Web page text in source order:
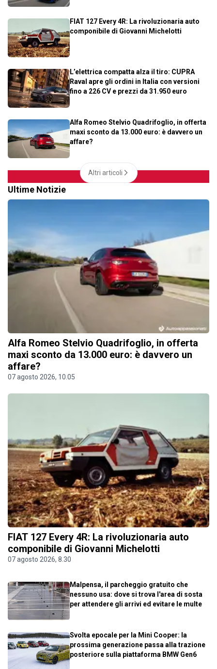
FIAT 127 Every 4R: La rivoluzionaria auto
componibile di Giovanni Michelotti
L’elettrica compatta alza il tiro: CUPRA
Raval apre gli ordini in Italia con versioni
fino a 226 CV e prezzi da 31.950 euro
Alfa Romeo Stelvio Quadrifoglio, in offerta
maxi sconto da 13.000 euro: è davvero un
affare?
Altri articoli
Ultime Notizie
Alfa Romeo Stelvio Quadrifoglio, in offerta
maxi sconto da 13.000 euro: è davvero un
affare?
07 agosto 2026, 10.05
FIAT 127 Every 4R: La rivoluzionaria auto
componibile di Giovanni Michelotti
07 agosto 2026, 8.30
Malpensa, il parcheggio gratuito che
nessuno usa: dove si trova l'area di sosta
per attendere gli arrivi ed evitare le multe
Svolta epocale per la Mini Cooper: la
prossima generazione passa alla trazione
posteriore sulla piattaforma BMW Gen6